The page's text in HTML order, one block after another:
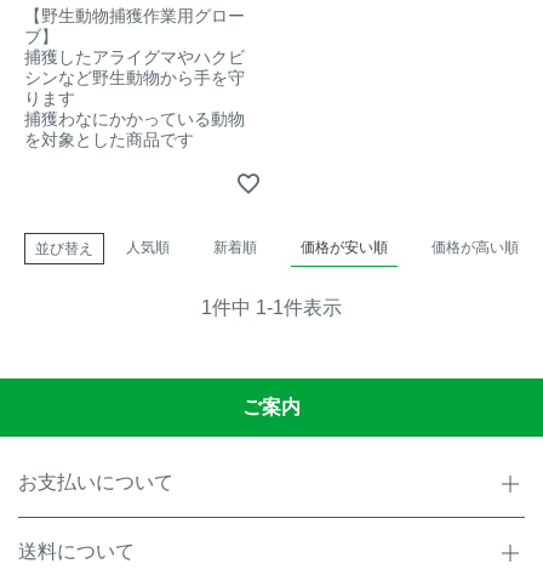
【野生動物捕獲作業用グロー
ブ】
捕獲したアライグマやハクビ
シンなど野生動物から手を守
ります
捕獲わなにかかっている動物
を対象とした商品です
並び替え 人気順 新着順 価格が安い順 価格が高い順
1件中 1-1件表示
ご案内
お支払いについて
送料について
対象動物から選ぶ
動物の種類から対策商品を選ぶ
イノシシ対策
クマ対策
マングース対策
ネズミ・モグラ対策